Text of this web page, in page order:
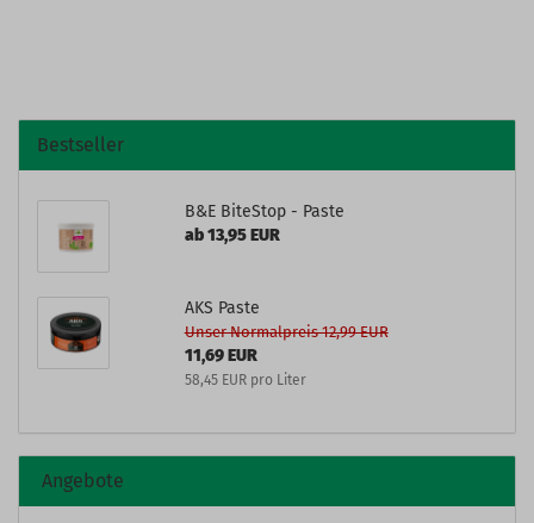
Bestseller
B&E BiteStop - Paste
ab 13,95 EUR
AKS Paste
Unser Normalpreis 12,99 EUR
11,69 EUR
58,45 EUR pro Liter
Angebote